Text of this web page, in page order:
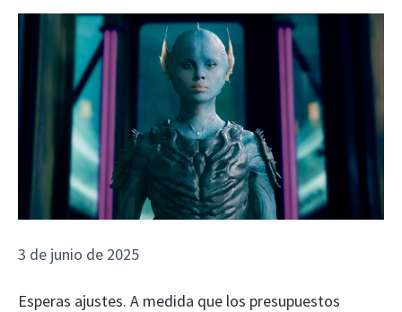
3 de junio de 2025
Esperas ajustes. A medida que los presupuestos